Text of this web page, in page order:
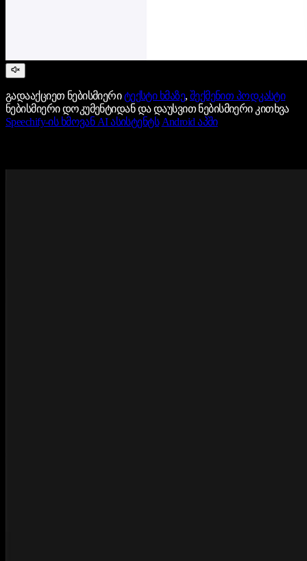
გადააქციეთ ნებისმიერიტექსტი ხმაზე, შექმენით პოდკასტი
ნებისმიერი დოკუმენტიდან და დაუსვით ნებისმიერი კითხვა
Speechify-ის ხმოვან AI ასისტენტს Android აპში